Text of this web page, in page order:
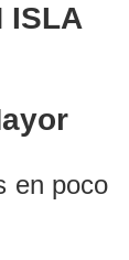
ISLA
en poco